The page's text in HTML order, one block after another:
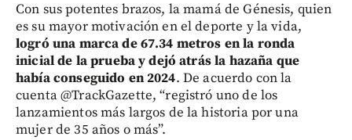
Con sus potentes brazos, la mamá de Génesis, quien
es su mayor motivación en el deporte y la vida,
logró una marca de 67.34 metros en la ronda
inicial de la prueba y dejó atrás la hazaña que
había conseguido en 2024. De acuerdo con la
cuenta @TrackGazette, “registró uno de los
lanzamientos más largos de la historia por una
mujer de 35 años o más”.